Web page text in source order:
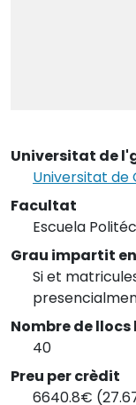
Universitat de
Universitat de
Facultat
Escuela
Grau impartit
Si et
Nombre de llocs
40
Preu per crèdit
6640.8€